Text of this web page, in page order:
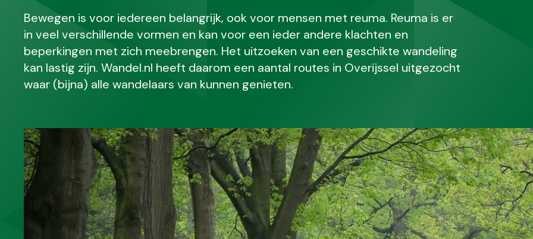
Bewegen is voor iedereen belangrijk, ook voor mensen met reuma. Reuma is er
in veel verschillende vormen en kan voor een ieder andere klachten en
beperkingen met zich meebrengen. Het uitzoeken van een geschikte wandeling
kan lastig zijn. Wandel.nl heeft daarom een aantal routes in Overijssel uitgezocht
waar (bijna) alle wandelaars van kunnen genieten.